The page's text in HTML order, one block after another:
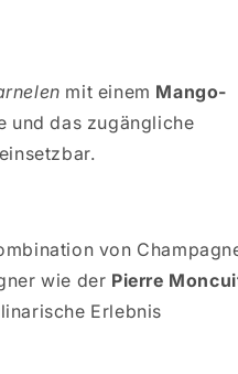
mit einem Mango-
und das zugängliche
von
wie der Pierre
Erlebnis